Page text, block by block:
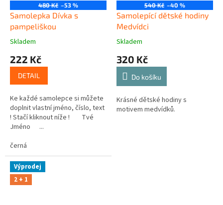
480 Kč –53 %
Samolepka Dívka s
pampeliškou
Skladem
222 Kč
DETAIL
Ke každé samolepce si můžete
doplnit vlastní jméno, číslo, text
! Stačí kliknout níže ! Tvé
Jméno ...
černá
540 Kč –40 %
Samolepící dětské hodiny
Medvídci
Skladem
320 Kč
Do košíku
Krásné dětské hodiny s
motivem medvídků.
Výprodej
2 + 1